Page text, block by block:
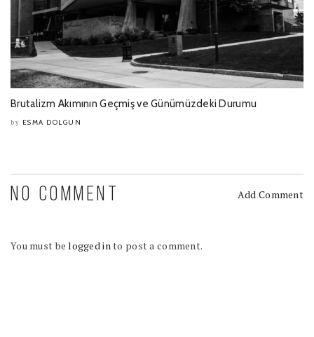
Brutalizm Akımının Geçmiş ve Günümüzdeki Durumu
by ESMA DOLGUN
NO COMMENT Add Comment
You must belogged into post a comment.